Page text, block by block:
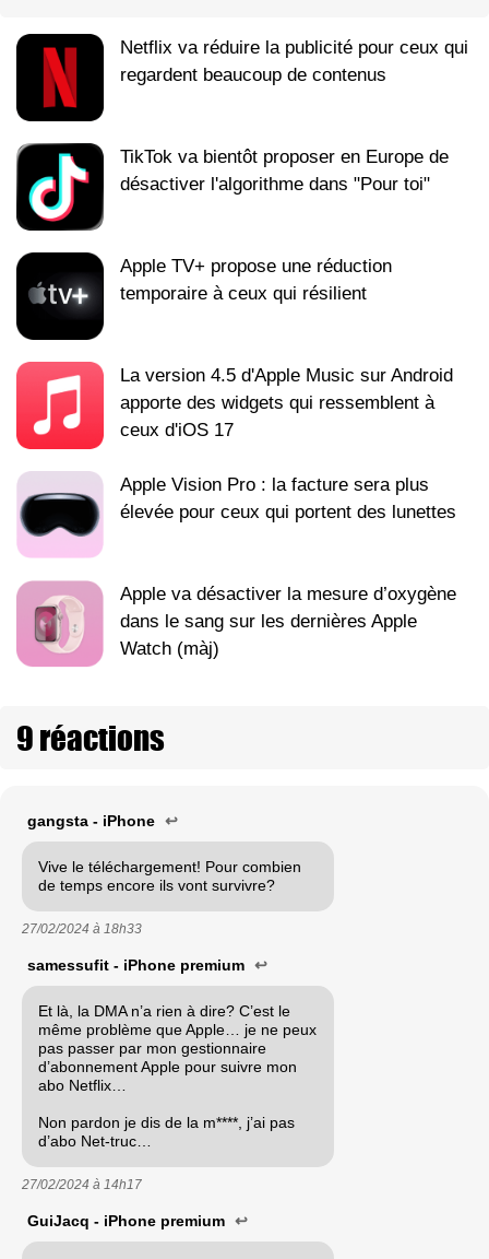
Netflix va réduire la publicité pour ceux qui
regardent beaucoup de contenus
TikTok va bientôt proposer en Europe de
désactiver l'algorithme dans "Pour toi"
Apple TV+ propose une réduction
temporaire à ceux qui résilient
La version 4.5 d'Apple Music sur Android
apporte des widgets qui ressemblent à
ceux d'iOS 17
Apple Vision Pro : la facture sera plus
élevée pour ceux qui portent des lunettes
Apple va désactiver la mesure d’oxygène
dans le sang sur les dernières Apple
Watch (màj)
9 réactions
gangsta - iPhone ↩
Vive le téléchargement! Pour combien
de temps encore ils vont survivre?
27/02/2024 à 18h33
samessufit - iPhone premium ↩
Et là, la DMA n’a rien à dire? C’est le
même problème que Apple… je ne peux
pas passer par mon gestionnaire
d’abonnement Apple pour suivre mon
abo Netflix…
Non pardon je dis de la m****, j’ai pas
d’abo Net-truc…
27/02/2024 à 14h17
GuiJacq - iPhone premium ↩